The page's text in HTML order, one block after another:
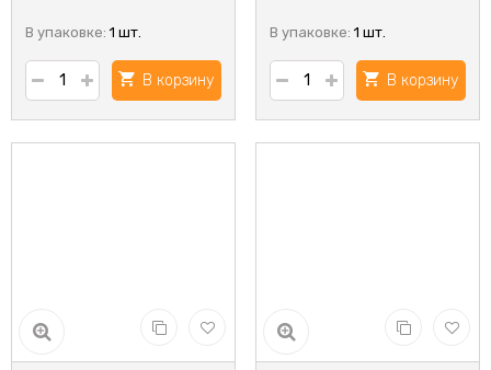
В упаковке: 1 шт.
В корзину
В упаковке: 1 шт.
В корзину